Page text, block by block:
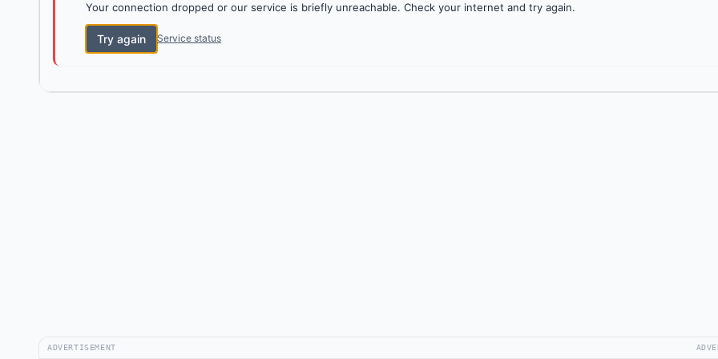
Your connection dropped or our service is briefly unreachable. Check your internet and try again.
Try again Service status
ADVERTISEMENT